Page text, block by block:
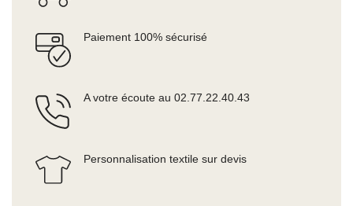
Paiement 100% sécurisé
A votre écoute au 02.77.22.40.43
Personnalisation textile sur devis